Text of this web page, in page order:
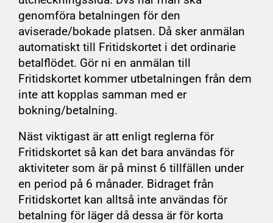
genomföra betalningen för den
aviserade/bokade platsen. Då sker anmälan
automatiskt till Fritidskortet i det ordinarie
betalflödet. Gör ni en anmälan till
Fritidskortet kommer utbetalningen från dem
inte att kopplas samman med er
bokning/betalning.
Näst viktigast är att enligt reglerna för
Fritidskortet så kan det bara användas för
aktiviteter som är på minst 6 tillfällen under
en period på 6 månader. Bidraget från
Fritidskortet kan alltså inte användas för
betalning för läger då dessa är för korta